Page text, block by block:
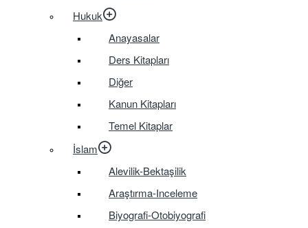
Hukuk
Anayasalar
Ders Kitapları
Diğer
Kanun Kitapları
Temel Kitaplar
İslam
Alevilik-Bektaşilik
Araştırma-Inceleme
Biyografi-Otobiyografi